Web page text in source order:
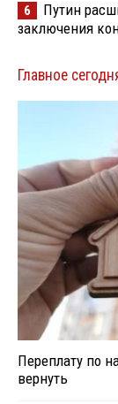
6
Путин
заключения
Главное
Переплату по
вернуть